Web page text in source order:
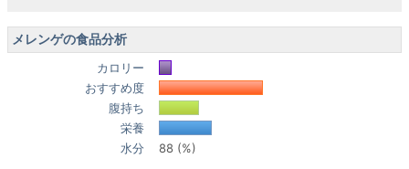
メレンゲの食品分析
カロリー
おすすめ度
腹持ち
栄養
水分
88 (%)